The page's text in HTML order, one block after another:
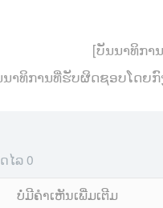
[ບັນນາທິກາ
າທິການທີ່ຮັບຜິດຊອບໂດຍກົງ
ໄລ 0
ບໍ່ມີຄໍາເຫັນເພີ່ມເຕີມ